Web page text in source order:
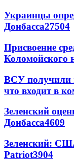
Украинцы
Донбасса27504
Присвоение
Коломойского
ВСУ получили
что входит в
Зеленский
Донбасса4609
Зеленский:
Patriot3904